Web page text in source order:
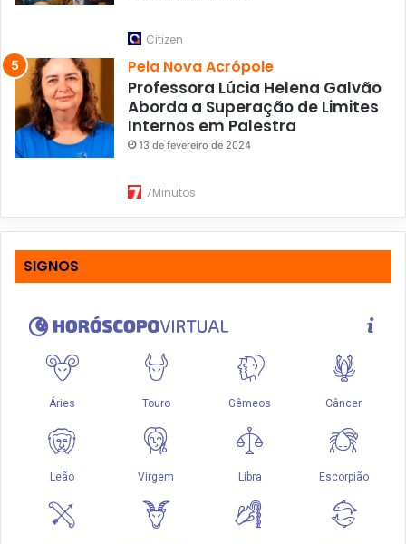
Citizen
Pela Nova Acrópole
Professora Lúcia Helena Galvão
Aborda a Superação de Limites
Internos em Palestra
13 de fevereiro de 2024
7Minutos
SIGNOS